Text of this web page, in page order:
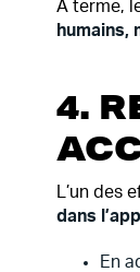
À terme,
humains,
4.
L’un
dans
En